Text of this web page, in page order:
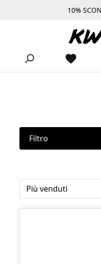
Passa al contenuto principale
10%
Filtro